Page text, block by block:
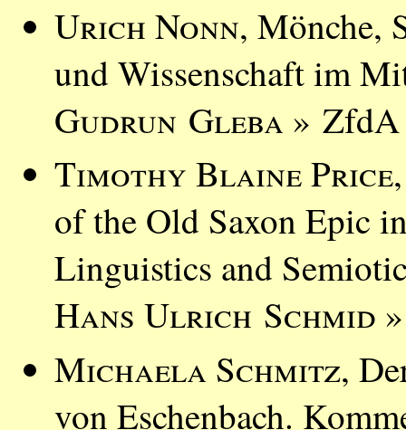
Urich Nonn, Mönche,
und Wissenschaft im
Gudrun Gleba » ZfdA
Timothy Blaine Price
of the Old Saxon Epic
Linguistics and
Hans Ulrich Schmid
Michaela Schmitz,
von Eschenbach.